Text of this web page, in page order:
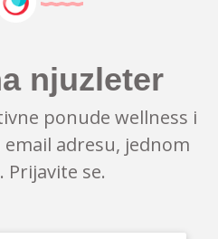
njuzleter
ponude wellness i
adresu, jednom
Prijavite se.